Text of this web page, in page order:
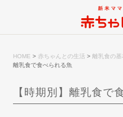
HOME > 赤ちゃんとの生活 >離乳食の基
離乳食で食べられる魚
【時期別】離乳食で